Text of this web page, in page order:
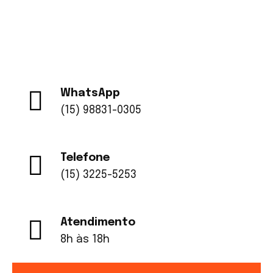
WhatsApp
(15) 98831-0305
Telefone
(15) 3225-5253
Atendimento
8h às 18h